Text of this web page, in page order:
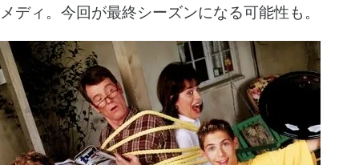
メディ。今回が最終シーズンになる可能性も。